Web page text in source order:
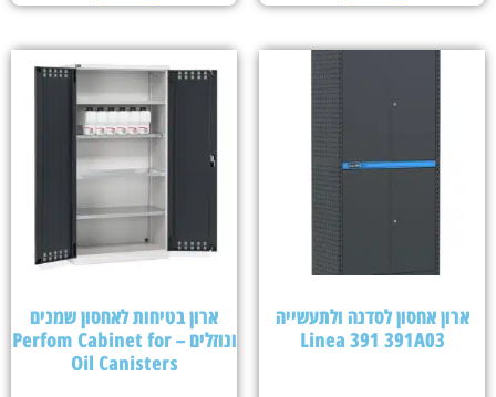
ארון אחסון לסדנה ולתעשייה
Linea 391 391A03
ארון בטיחות לאחסון שמנים
ונוזלים – Perfom Cabinet for
Oil Canisters